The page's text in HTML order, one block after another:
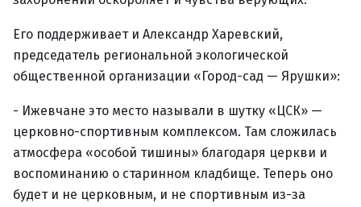
Его поддерживает и Александр Харевский,
председатель региональной экологической
общественной организации «Город-сад — Ярушки»:
- Ижевчане это место называли в шутку «ЦСК» —
церковно-спортивным комплексом. Там сложилась
атмосфера «особой тишины» благодаря церкви и
воспоминанию о старинном кладбище. Теперь оно
будет и не церковным, и не спортивным из-за